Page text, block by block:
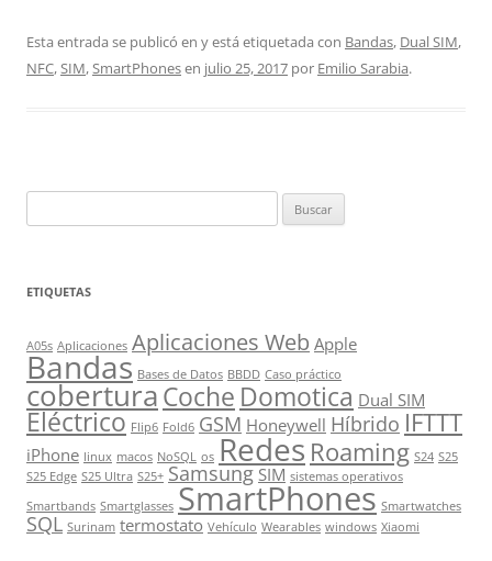
Esta entrada se publicó en y está etiquetada con Bandas, Dual SIM,
NFC,SIM,SmartPhonesen julio 25, 2017 por Emilio Sarabia.
ETIQUETAS
A05s Aplicaciones Aplicaciones Web Apple
Bandas Bases de Datos BBDD Caso práctico
coberturaCoche Domotica Dual SIM
Eléctrico Flip6 Fold6 GSM Honeywell Híbrido IFTTT
iPhone linux macos NoSQL os Redes Roaming S24 S25
S25 Edge S25 Ultra S25+ Samsung SIM sistemas operativos
Smartbands Smartglasses SmartPhones Smartwatches
SQL Surinam termostato Vehículo Wearables windows Xiaomi